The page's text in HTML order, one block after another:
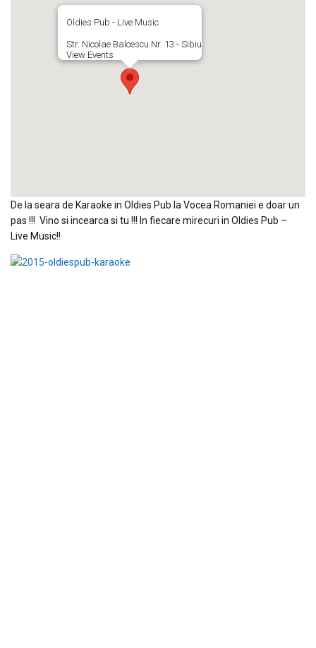
Oldies Pub - Live Music
Str. Nicolae Balcescu Nr. 13 - Sibiu
View Events
De la seara de Karaoke in Oldies Pub la Vocea Romaniei e doar un
pas !!! Vino si incearca si tu !!! In fiecare mirecuri in Oldies Pub –
Live Music!!